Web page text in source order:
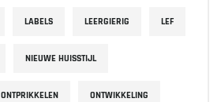
LABELS LEERGIERIG LEF
NIEUWE HUISSTIJL
ONTPRIKKELEN ONTWIKKELING